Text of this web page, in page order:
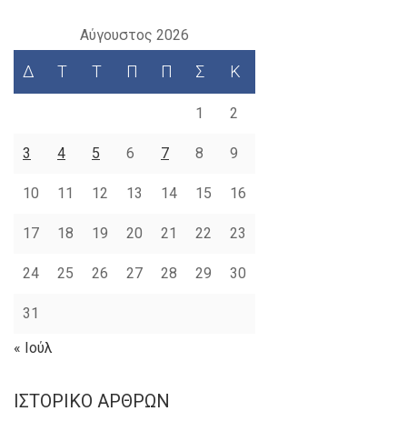
Αύγουστος 2026
Δ Τ Τ Π Π Σ Κ
1 2
3 4 5 6 7 8 9
10 11 12 13 14 15 16
17 18 19 20 21 22 23
24 25 26 27 28 29 30
31
« Ιούλ
ΙΣΤΟΡΙΚΌ ΆΡΘΡΩΝ